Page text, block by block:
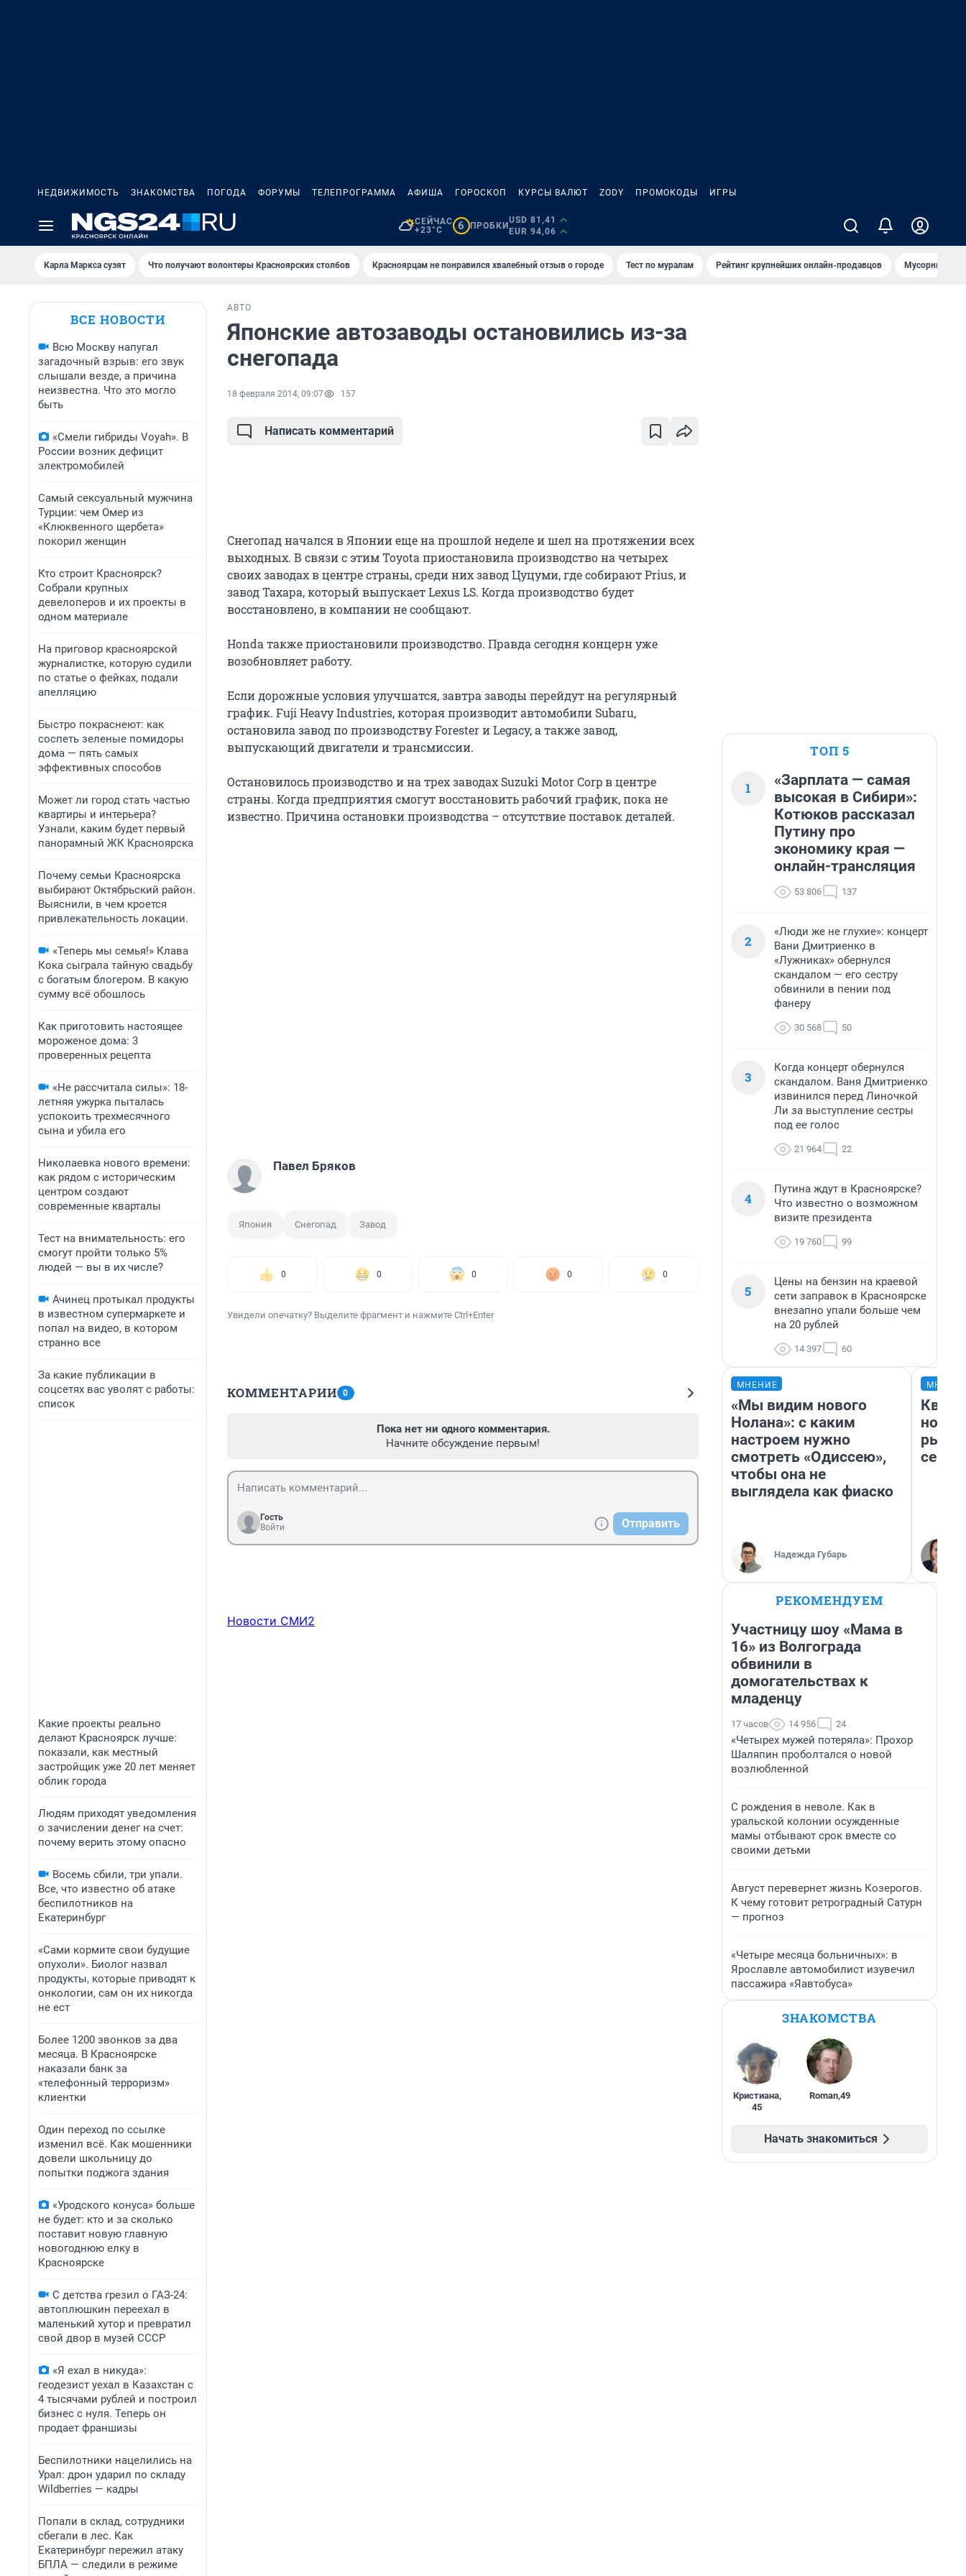
НЕДВИЖИМОСТЬ ЗНАКОМСТВА ПОГОДА ФОРУМЫ ТЕЛЕПРОГРАММА АФИША ГОРОСКОП КУРСЫ ВАЛЮТ ZODY ПРОМОКОДЫ ИГРЫ
СЕЙЧАС
+23°C
6 ПРОБКИ
USD 81,41
EUR 94,06
Карла Маркса сузят Что получают волонтеры Красноярских столбов Красноярцам не понравился хвалебный отзыв о городе Тест по мурaлaм Рейтинг крупнейших онлайн-продавцов Мусорный
ВСЕ НОВОСТИ
Всю Москву напугал
загадочный взрыв: его звук
слышали везде, а причина
неизвестна. Что это могло
быть
«Смели гибриды Voyah». В
России возник дефицит
электромобилей
Самый сексуальный мужчина
Турции: чем Омер из
«Клюквенного щербета»
покорил женщин
Кто строит Красноярск?
Собрали крупных
девелоперов и их проекты в
одном материале
На приговор красноярской
журналистке, которую судили
по статье о фейках, подали
апелляцию
Быстро покраснеют: как
соспеть зеленые помидоры
дома — пять самых
эффективных способов
Может ли город стать частью
квартиры и интерьера?
Узнали, каким будет первый
панорамный ЖК Красноярска
Почему семьи Красноярска
выбирают Октябрьский район.
Выяснили, в чем кроется
привлекательность локации.
«Теперь мы семья!» Клава
Кока сыграла тайную свадьбу
с богатым блогером. В какую
сумму всё обошлось
Как приготовить настоящее
мороженое дома: 3
проверенных рецепта
«Не рассчитала силы»: 18-
летняя ужурка пыталась
успокоить трехмесячного
сына и убила его
Николаевка нового времени:
как рядом с историческим
центром создают
современные кварталы
Тест на внимательность: его
смогут пройти только 5%
людей — вы в их числе?
Ачинец протыкал продукты
в известном супермаркете и
попал на видео, в котором
странно все
За какие публикации в
соцсетях вас уволят с работы:
список
Какие проекты реально
делают Красноярск лучше:
показали, как местный
застройщик уже 20 лет меняет
облик города
Людям приходят уведомления
о зачислении денег на счет:
почему верить этому опасно
Восемь сбили, три упали.
Все, что известно об атаке
беспилотников на
Екатеринбург
«Сами кормите свои будущие
опухоли». Биолог назвал
продукты, которые приводят к
онкологии, сам он их никогда
не ест
Более 1200 звонков за два
месяца. В Красноярске
наказали банк за
«телефонный терроризм»
клиентки
Один переход по ссылке
изменил всё. Как мошенники
довели школьницу до
попытки поджога здания
«Уродского конуса» больше
не будет: кто и за сколько
поставит новую главную
новогоднюю елку в
Красноярске
С детства грезил о ГАЗ-24:
автоплюшкин переехал в
маленький хутор и превратил
свой двор в музей СССР
«Я ехал в никуда»:
геодезист уехал в Казахстан с
4 тысячами рублей и построил
бизнес с нуля. Теперь он
продает франшизы
Беспилотники нацелились на
Урал: дрон ударил по складу
Wildberries — кадры
Попали в склад, сотрудники
сбегали в лес. Как
Екатеринбург пережил атаку
БПЛА — следили в режиме
АВТО
Японские автозаводы остановились из-за
снегопада
18 февраля 2014, 09:07 157
Написать комментарий
Снегопад начался в Японии еще на прошлой неделе и шел на протяжении всех
выходных. В связи с этим Toyota приостановила производство на четырех
своих заводах в центре страны, среди них завод Цуцуми, где собирают Prius, и
завод Тахара, который выпускает Lexus LS. Когда производство будет
восстановлено, в компании не сообщают.
Honda также приостановили производство. Правда сегодня концерн уже
возобновляет работу.
Если дорожные условия улучшатся, завтра заводы перейдут на регулярный
график. Fuji Heavy Industries, которая производит автомобили Subaru,
остановила завод по производству Forester и Legacy, а также завод,
выпускающий двигатели и трансмиссии.
Остановилось производство и на трех заводах Suzuki Motor Corp в центре
страны. Когда предприятия смогут восстановить рабочий график, пока не
известно. Причина остановки производства – отсутствие поставок деталей.
Павел Бряков
Япония Снегопад Завод
0 0 0 0 0
Увидели опечатку? Выделите фрагмент и нажмите Ctrl+Enter
КОММЕНТАРИИ 0
Пока нет ни одного комментария.
Начните обсуждение первым!
Гость
Войти
Отправить
Новости СМИ2
ТОП 5
1
«Зарплата — самая
высокая в Сибири»:
Котюков рассказал
Путину про
экономику края —
онлайн-трансляция
53 806 137
2
«Люди же не глухие»: концерт
Вани Дмитриенко в
«Лужниках» обернулся
скандалом — его сестру
обвинили в пении под
фанеру
30 568 50
3
Когда концерт обернулся
скандалом. Ваня Дмитриенко
извинился перед Линочкой
Ли за выступление сестры
под ее голос
21 964 22
4
Путина ждут в Красноярске?
Что известно о возможном
визите президента
19 760 99
5
Цены на бензин на краевой
сети заправок в Красноярске
внезапно упали больше чем
на 20 рублей
14 397 60
МНЕНИЕ
«Мы видим нового
Нолана»: с каким
настроем нужно
смотреть «Одиссею»,
чтобы она не
выглядела как фиаско
Надежда Губарь
но
РЕКОМЕНДУЕМ
Участницу шоу «Мама в
16» из Волгограда
обвинили в
домогательствах к
младенцу
17 часов 14 956 24
«Четырех мужей потеряла»: Прохор
Шаляпин проболтался о новой
возлюбленной
С рождения в неволе. Как в
уральской колонии осужденные
мамы отбывают срок вместе со
своими детьми
Август перевернет жизнь Козерогов.
К чему готовит ретроградный Сатурн
— прогноз
«Четыре месяца больничных»: в
Ярославле автомобилист изувечил
пассажира «Яавтобуса»
ЗНАКОМСТВА
Кристиана,
45
Roman,49
Начать знакомиться